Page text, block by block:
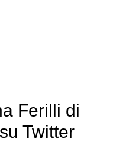
Ferilli di
Twitter